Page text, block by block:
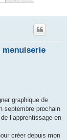
menuiserie
graphique de
septembre prochain
l’apprentissage en
créer depuis mon